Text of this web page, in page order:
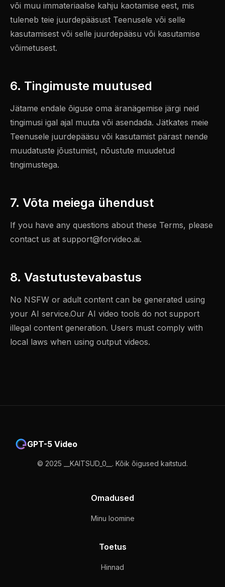
või muu immateriaalse kahju kaotamise eest, mis
tuleneb teie juurdepääsust Teenusele või selle
kasutamisest või selle juurdepääsu või kasutamise
võimetusest.
6. Tingimuste muutused
Jätame endale õiguse oma äranägemise järgi neid
tingimusi igal ajal muuta või asendada. Jätkates meie
Teenusele juurdepääsu või kasutamist pärast nende
muudatuste jõustumist, nõustute muudetud
tingimustega.
7. Võta meiega ühendust
If you have any questions about these Terms, please
contact us at support@forvideo.ai.
8. Vastutustevabastus
No NSFW or adult content can be generated using
your AI service.Our AI video tools do not support
illegal content generation. Users must comply with
local laws when using output videos.
GPT-5 Video
© 2025 __KAITSUD_0__. Kõik õigused kaitstud.
Omadused
Minu loomine
Toetus
Hinnad